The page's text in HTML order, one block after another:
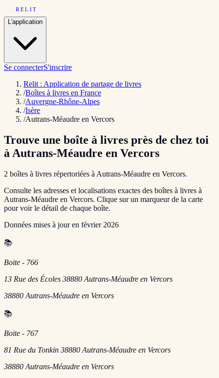
RELIT
L'application
Se connecterS'inscrire
Relit : Application de partage de livres
/Boîtes à livres en France
/Auvergne-Rhône-Alpes
/Isère
/Autrans-Méaudre en Vercors
Trouve une boîte à livres près de chez toi
à Autrans-Méaudre en Vercors
2 boîtes à livres répertoriées à Autrans-Méaudre en Vercors.
Consulte les adresses et localisations exactes des boîtes à livres à
Autrans-Méaudre en Vercors. Clique sur un marqueur de la carte
pour voir le détail de chaque boîte.
Données mises à jour en février 2026
📚
Boite - 766
13 Rue des Écoles 38880 Autrans-Méaudre en Vercors
38880 Autrans-Méaudre en Vercors
📚
Boite - 767
81 Rue du Tonkin 38880 Autrans-Méaudre en Vercors
38880 Autrans-Méaudre en Vercors